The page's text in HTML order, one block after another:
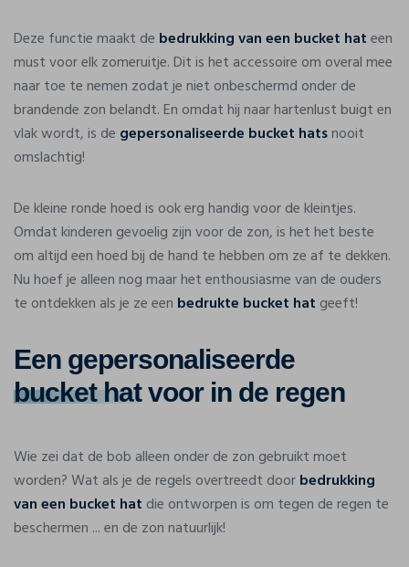
Deze functie maakt de bedrukking van een bucket hateen
must voor elk zomeruitje. Dit is het accessoire om overal mee
naar toe te nemen zodat je niet onbeschermd onder de
brandende zon belandt. En omdat hij naar hartenlust buigt en
vlak wordt, is de gepersonaliseerde bucket hatsnooit
omslachtig!
De kleine ronde hoed is ook erg handig voor de kleintjes.
Omdat kinderen gevoelig zijn voor de zon, is het het beste
om altijd een hoed bij de hand te hebben om ze af te dekken.
Nu hoef je alleen nog maar het enthousiasme van de ouders
te ontdekken als je ze een bedrukte bucket hatgeeft!
Een gepersonaliseerde
bucket hatvoor in de regen
Wie zei dat de bob alleen onder de zon gebruikt moet
worden? Wat als je de regels overtreedt doorbedrukking
van een bucket hat die ontworpen is om tegen de regen te
beschermen ... en de zon natuurlijk!